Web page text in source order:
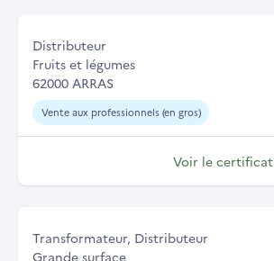
Distributeur
Fruits et légumes
62000 ARRAS
Vente aux professionnels (en gros)
Voir le certificat
Transformateur, Distributeur
Grande surface